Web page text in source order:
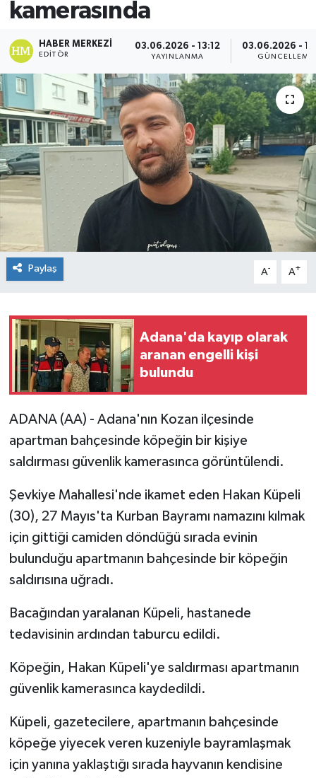
kamerasında
HABER MERKEZI
EDITÖR
03.06.2026 - 13:12
YAYINLANMA
03.06.2026 -
GÜNCELLEME
Paylaş A- A+
Adana'da kayıp olarak
aranan engelli kişi
bulundu
ADANA (AA) - Adana'nın Kozan ilçesinde
apartman bahçesinde köpeğin bir kişiye
saldırması güvenlik kamerasınca görüntülendi.
Şevkiye Mahallesi'nde ikamet eden Hakan Küpeli
(30), 27 Mayıs'ta Kurban Bayramı namazını kılmak
için gittiği camiden döndüğü sırada evinin
bulunduğu apartmanın bahçesinde bir köpeğin
saldırısına uğradı.
Bacağından yaralanan Küpeli, hastanede
tedavisinin ardından taburcu edildi.
Köpeğin, Hakan Küpeli'ye saldırması apartmanın
güvenlik kamerasınca kaydedildi.
Küpeli, gazetecilere, apartmanın bahçesinde
köpeğe yiyecek veren kuzeniyle bayramlaşmak
için yanına yaklaştığı sırada hayvanın kendisine
Yaşam